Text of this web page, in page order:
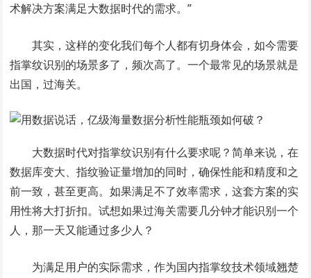
术解决方案满足大数据时代的需求。”
其实，这样的变化我们每个人都有切身体会，如今需要
指掌纹识别的场景多了，频次高了。一个最常见的场景就是
出国，过海关。
大数据时代对指掌纹识别有什么要求呢？简单来说，在
数据库变大、指纹验证量增加的同时，确保性能和精度和之
前一致，甚至更高。如果满足不了效率需求，这套方案的实
用性将大打折扣。试想如果过海关需要几分钟才能识别一个
人，那一天又能通过多少人？
为满足用户的实际需求，作为国内指掌纹技术领域翘楚